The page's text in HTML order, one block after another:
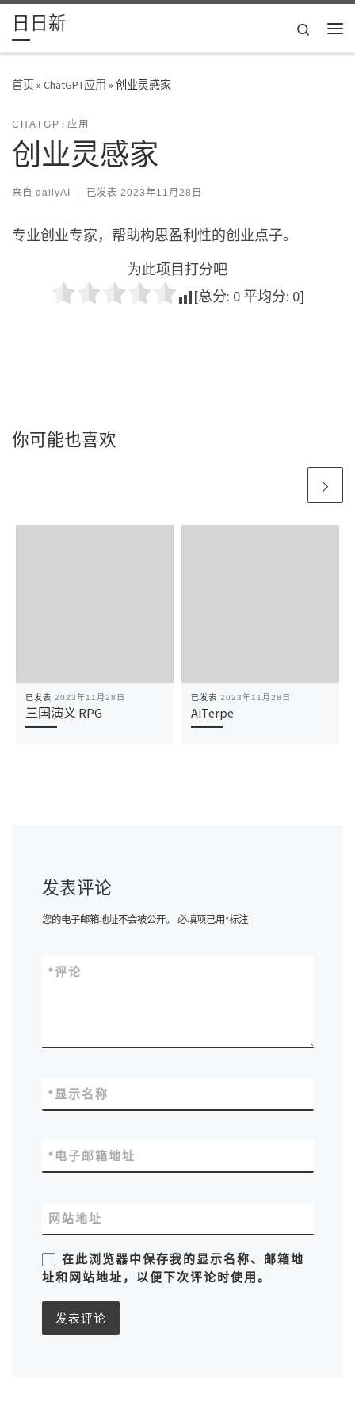
Skip to content
日日新
Search
首页»ChatGPT应用 »创业灵感家
CHATGPT应用
创业灵感家
来自 dailyAI | 已发表 2023年11月28日
专业创业专家，帮助构思盈利性的创业点子。
为此项目打分吧
[总分: 0 平均分: 0]
你可能也喜欢
已发表 2023年11月28日
三国演义 RPG
已发表 2023年11月28日
AiTerpe
发表评论
您的电子邮箱地址不会被公开。 必填项已用*标注
评论
*
显示名称
*
电子邮箱地址
*
网站地址
在此浏览器中保存我的显示名称、邮箱地
址和网站地址，以便下次评论时使用。